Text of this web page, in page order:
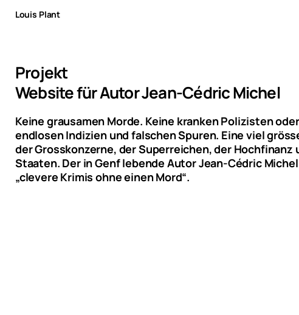
Louis Plant
Projekt
Website für Autor Jean-Cédric Michel
Keine grausamen Morde. Keine kranken Polizisten
endlosen Indizien und falschen Spuren. Eine viel
der Grosskonzerne, der Superreichen, der Hochfinanz
Staaten. Der in Genf lebende Autor Jean-Cédric
„clevere Krimis ohne einen Mord“.